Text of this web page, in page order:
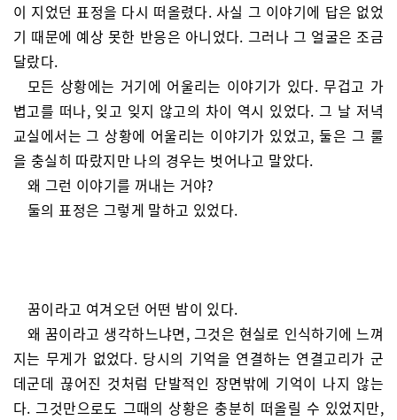
이 지었던 표정을 다시 떠올렸다. 사실 그 이야기에 답은 없었
기 때문에 예상 못한 반응은 아니었다. 그러나 그 얼굴은 조금
달랐다.
모든 상황에는 거기에 어울리는 이야기가 있다. 무겁고 가
볍고를 떠나, 잊고 잊지 않고의 차이 역시 있었다. 그 날 저녁
교실에서는 그 상황에 어울리는 이야기가 있었고, 둘은 그 룰
을 충실히 따랐지만 나의 경우는 벗어나고 말았다.
왜 그런 이야기를 꺼내는 거야?
둘의 표정은 그렇게 말하고 있었다.
꿈이라고 여겨오던 어떤 밤이 있다.
왜 꿈이라고 생각하느냐면, 그것은 현실로 인식하기에 느껴
지는 무게가 없었다. 당시의 기억을 연결하는 연결고리가 군
데군데 끊어진 것처럼 단발적인 장면밖에 기억이 나지 않는
다. 그것만으로도 그때의 상황은 충분히 떠올릴 수 있었지만,